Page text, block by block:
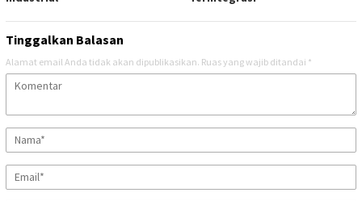
Tinggalkan Balasan
Alamat email Anda tidak akan dipublikasikan. Ruas yang wajib ditandai *